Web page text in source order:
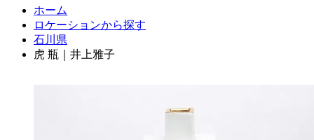
ホーム
ロケーションから探す
石川県
虎 瓶｜井上雅子